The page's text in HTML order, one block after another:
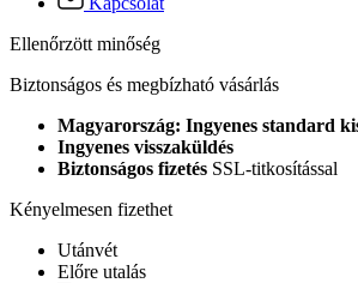
Ellenőrzött minőség
Biztonságos és megbízható vásárlás
Magyarország: Ingyenes standard
Ingyenes visszaküldés
Biztonságos fizetés SSL-titkosítással
Kényelmesen fizethet
Utánvét
Előre utalás